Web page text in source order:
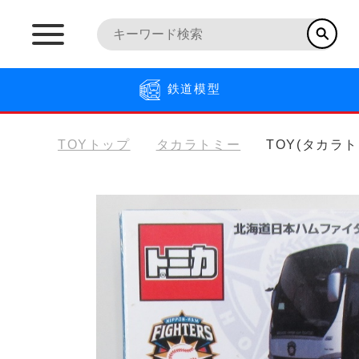
鉄道模型
TOYトップ タカラトミー TOY(タカラ